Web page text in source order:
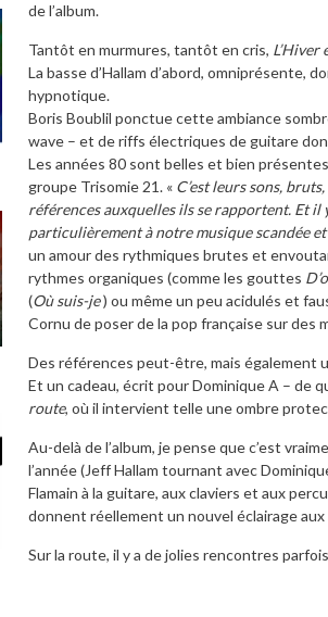
de l’album.
Tantôt en murmures, tantôt en cris, L’Hiver
La basse d’Hallam d’abord, omniprésente,
hypnotique.
Boris Boublil ponctue cette ambiance
wave – et de riffs électriques de guitare
Les années 80 sont belles et bien
groupe Trisomie 21. « C’est leurs sons,
références auxquelles ils se rapportent. Et il
particulièrement à notre musique scandée
un amour des rythmiques brutes et
rythmes organiques (comme les gouttes
(Où suis-je) ou même un peu acidulés et
Cornu de poser de la pop française sur des
Des références peut-être, mais également
Et un cadeau, écrit pour Dominique A – de
route, où il intervient telle une ombre
Au-delà de l’album, je pense que c’est
l’année (Jeff Hallam tournant avec
Flamain à la guitare, aux claviers et aux
donnent réellement un nouvel éclairage aux
Sur la route, il y a de jolies rencontres